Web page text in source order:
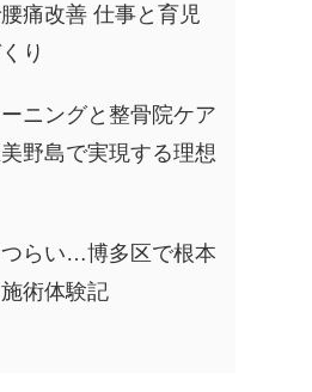
痛改善 仕事と育児
り
ニングと整骨院ケア
野島で実現する理想
らい…博多区で根本
術体験記